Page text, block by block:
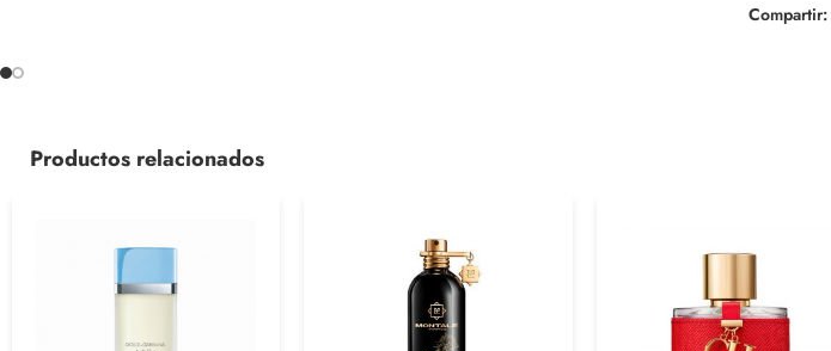
Compartir:
Productos relacionados